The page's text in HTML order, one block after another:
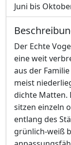
Juni bis
Der Echte
eine weit
aus der
meist
dichte Matten.
sitzen einzeln
entlang des
grünlich-weiß